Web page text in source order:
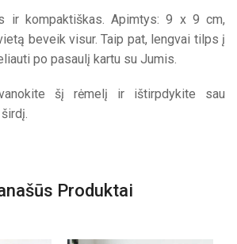
ir kompaktiškas. Apimtys: 9 x 9 cm,
beveik visur. Taip pat, lengvai tilps į
po pasaulį kartu su Jumis.
šį rėmelį ir ištirpdykite sau
Produktai